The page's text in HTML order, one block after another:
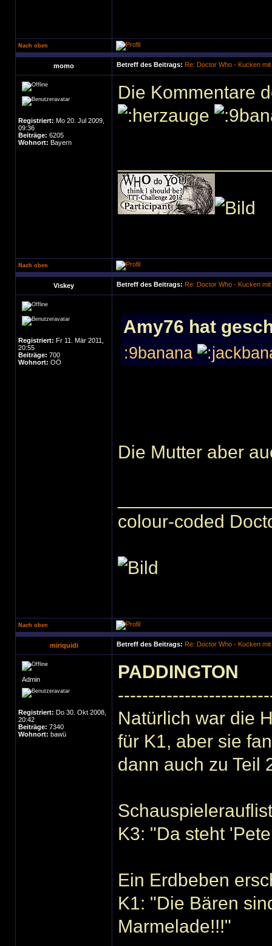
Nach oben
momo Betreff des Beitrags: Re: Doctor Who - Kucken mit
Registriert: Mo 20. Jul 2009,
09:36
Beiträge: 6205
Wohnort: Bayern
Die Kommentare
Nach oben
Viskey Betreff des Beitrags: Re: Doctor Who - Kucken mit
Registriert: Fr 11. Mär 2011,
20:55
Beiträge: 700
Wohnort: OÖ
Amy76 hat
:9banana
Die Mutter aber
colour-coded
Nach oben
miriquidi Betreff des Beitrags: Re: Doctor Who - Kucken mit
Admin
Registriert: Do 30. Okt 2008,
20:42
Beiträge: 7340
Wohnort: bawü
PADDINGTON
Natürlich war die
für K1, aber sie
dann auch zu Teil
K3: "Da steht
Ein Erdbeben
K1: "Die Bären
Marmelade!!!"